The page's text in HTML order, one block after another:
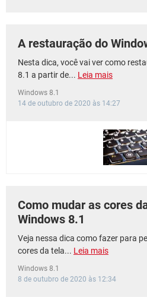
A restauração do
Nesta dica, você vai ver como
8.1 a partir de... Leia mais
Windows 8.1
14 de outubro de 2020 às 14:27
Como mudar as cores
Windows 8.1
Veja nessa dica como fazer para
cores da tela... Leia mais
Windows 8.1
8 de outubro de 2020 às 12:34